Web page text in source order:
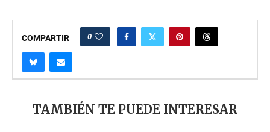
COMPARTIR 0
TAMBIÉN TE PUEDE INTERESAR